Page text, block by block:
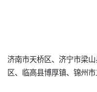
济南市天桥区、济宁市梁
区、临高县博厚镇、锦州